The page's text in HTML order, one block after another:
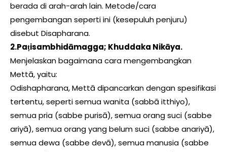
berada di arah-arah lain. Metode/cara
pengembangan seperti ini (kesepuluh penjuru)
disebut Disapharana.
2.Paṭisambhidāmagga; Khuddaka Nikāya.
Menjelaskan bagaimana cara mengembangkan
Mettā, yaitu:
Odishapharana, Mettā dipancarkan dengan spesifikasi
tertentu, seperti semua wanita (sabbā itthiyo),
semua pria (sabbe purisā), semua orang suci (sabbe
ariyā), semua orang yang belum suci (sabbe anariyā),
semua dewa (sabbe devā), semua manusia (sabbe